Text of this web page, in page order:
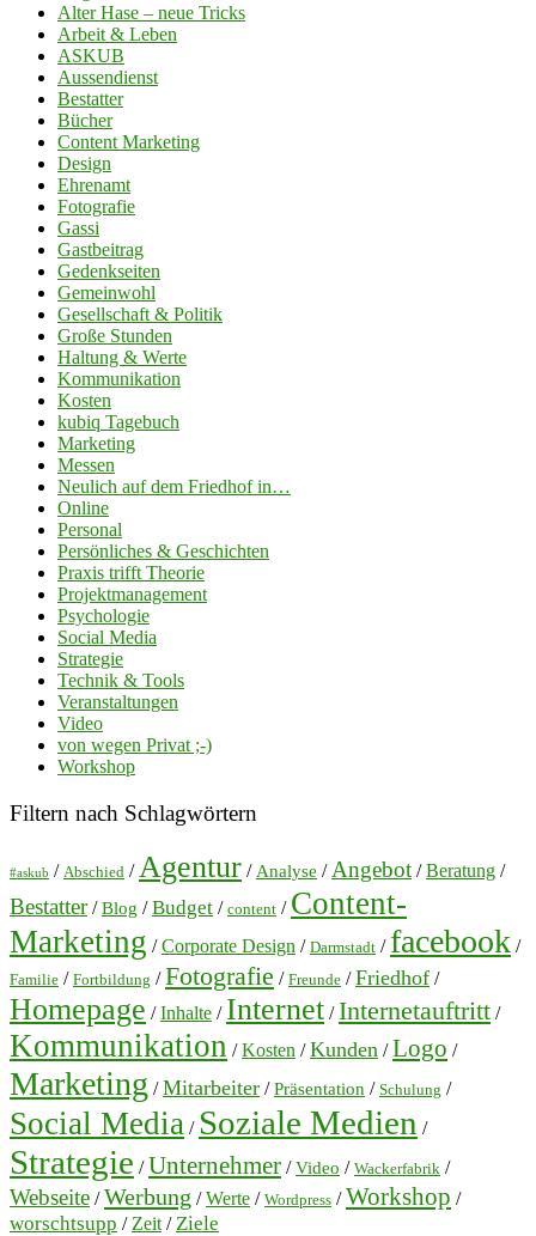
Alter Hase – neue Tricks
Arbeit & Leben
ASKUB
Aussendienst
Bestatter
Bücher
Content Marketing
Design
Ehrenamt
Fotografie
Gassi
Gastbeitrag
Gedenkseiten
Gemeinwohl
Gesellschaft & Politik
Große Stunden
Haltung & Werte
Kommunikation
Kosten
kubiq Tagebuch
Marketing
Messen
Neulich auf dem Friedhof in…
Online
Personal
Persönliches & Geschichten
Praxis trifft Theorie
Projektmanagement
Psychologie
Social Media
Strategie
Technik & Tools
Veranstaltungen
Video
von wegen Privat ;-)
Workshop
Filtern nach Schlagwörtern
#askub / Abschied / Agentur / Analyse / Angebot /Beratung /
Bestatter/Blog /Budget / content / Content-
Marketing /Corporate Design / Darmstadt / facebook /
Familie / Fortbildung /Fotografie / Freunde /Friedhof /
Homepage /Inhalte / Internet /Internetauftritt /
Kommunikation /Kosten /Kunden /Logo /
Marketing /Mitarbeiter /Präsentation / Schulung /
Social Media / Soziale Medien /
Strategie /Unternehmer /Video / Wackerfabrik /
Webseite /Werbung /Werte / Wordpress /Workshop /
worschtsupp / Zeit / Ziele